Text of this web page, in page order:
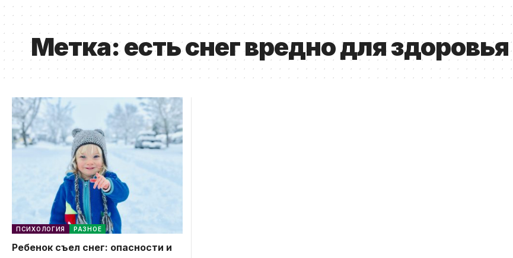
Метка:есть снег вредно для здоровья
ПСИХОЛОГИЯ РАЗНОЕ
Ребенок съел снег: опасности и